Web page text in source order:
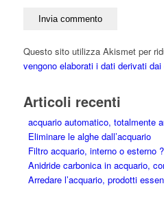
Questo sito utilizza Akismet per
vengono elaborati i dati derivati
Articoli recenti
acquario automatico, totalmente
Eliminare le alghe dall’acquario
Filtro acquario, interno o esterno
Anidride carbonica in acquario,
Arredare l’acquario, prodotti